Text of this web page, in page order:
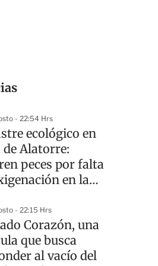
- 22:54 Hrs
ecológico en
de Alatorre:
peces por falta
en la
- 22:15 Hrs
Corazón, una
que busca
al vacío del